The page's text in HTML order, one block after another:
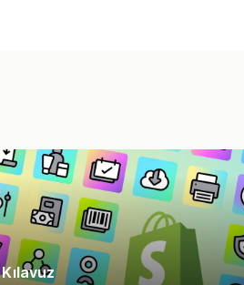
Kılavuz